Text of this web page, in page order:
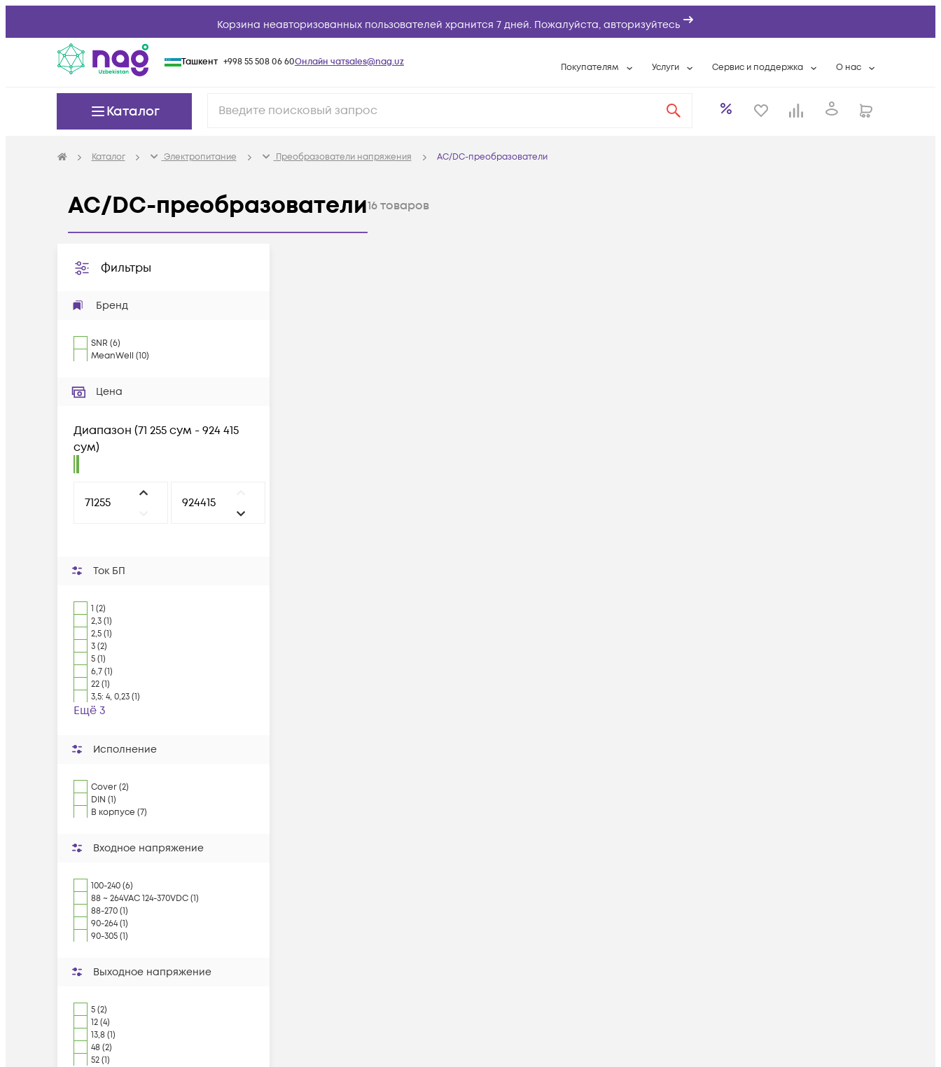
Корзина неавторизованных пользователей хранится 7 дней. Пожалуйста, авторизуйтесь
Ташкент +998 55 508 06 60Онлайн чатsales@nag.uz Покупателям Услуги
Расширенная гарантия
Сервис и поддержка
Разовые выездные работы
О нас
Контактная
Каталог
Каталог Электропитание Преобразователи напряжения AC/DC-преобразователи
AC/DC-преобразователи16товаров
Фильтры
Бренд
SNR (6)
MeanWell (10)
Цена
Диапазон (71 255 сум - 924 415
сум)
Ток БП
1 (2)
2,3 (1)
2,5 (1)
3 (2)
5 (1)
6,7 (1)
22 (1)
3,5: 4, 0,23 (1)
Ещё 3
Исполнение
Cover (2)
DIN (1)
В корпусе (7)
Входное напряжение
100-240 (6)
88 ~ 264VAC 124-370VDC (1)
88-270 (1)
90-264 (1)
90-305 (1)
Выходное напряжение
5 (2)
12 (4)
13,8 (1)
48 (2)
52 (1)